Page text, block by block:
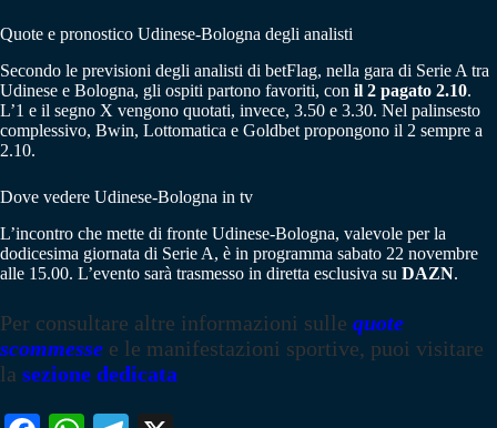
Quote e pronostico Udinese-Bologna degli analisti
Secondo le previsioni degli analisti di betFlag, nella gara di Serie A tra
Udinese e Bologna, gli ospiti partono favoriti, con il 2 pagato 2.10.
L’1 e il segno X vengono quotati, invece, 3.50 e 3.30. Nel palinsesto
complessivo, Bwin, Lottomatica e Goldbet propongono il 2 sempre a
2.10.
Dove vedere Udinese-Bologna in tv
L’incontro che mette di fronte Udinese-Bologna, valevole per la
dodicesima giornata di Serie A, è in programma sabato 22 novembre
alle 15.00. L’evento sarà trasmesso in diretta esclusiva su DAZN.
Per consultare altre informazioni sulle quote
scommesse e le manifestazioni sportive, puoi visitare
la sezione dedicata